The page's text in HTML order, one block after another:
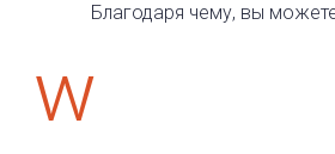
Благодаря чему, вы
w